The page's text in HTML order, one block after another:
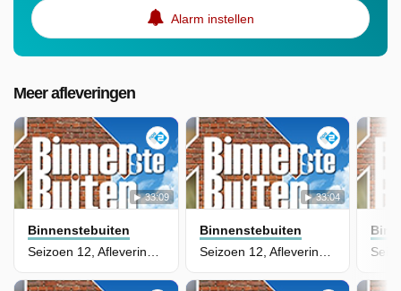
Alarm instellen
Meer afleveringen
33:09
Binnenstebuiten
Seizoen 12, Aflevering 5
33:04
Binnenstebuiten
Seizoen 12, Aflevering 4